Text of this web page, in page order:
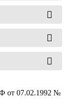
от 07.02.1992 №